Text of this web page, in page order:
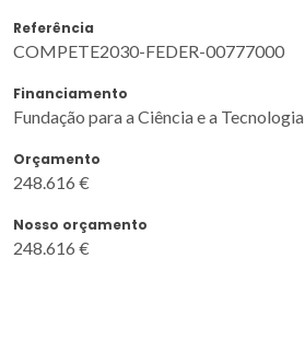
Referência
COMPETE2030-FEDER-00777000
Financiamento
Fundação para a Ciência e a Tecnologia
Orçamento
248.616 €
Nosso orçamento
248.616 €